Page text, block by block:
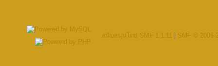
สนับสนุนโดย SMF 1.1.11 SMF © 2006-